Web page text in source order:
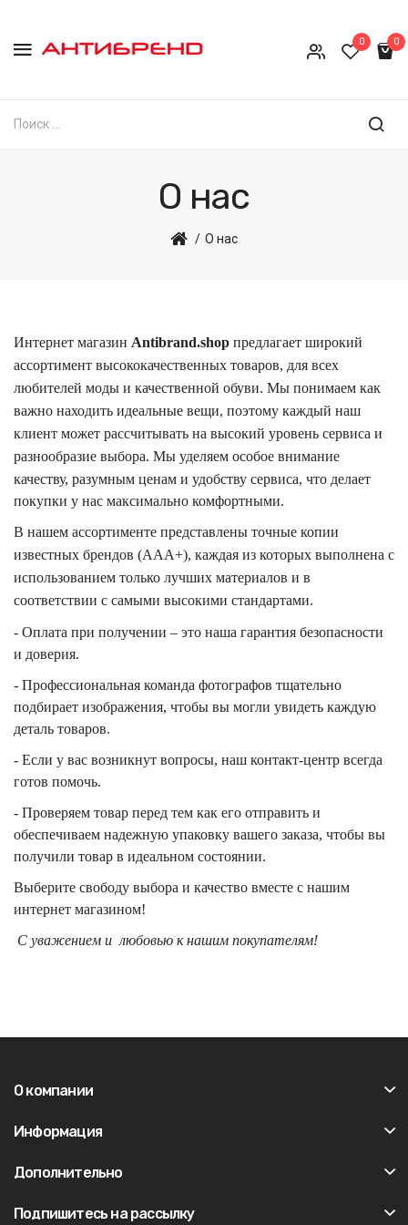
0 0
О нас
О нас
Интернет магазин Antibrand.shop предлагает широкий
ассортимент высококачественных товаров, для всех
любителей моды и качественной обуви. Мы понимаем как
важно находить идеальные вещи, поэтому каждый наш
клиент может рассчитывать на высокий уровень сервиса и
разнообразие выбора. Мы уделяем особое внимание
качеству, разумным ценам и удобству сервиса, что делает
покупки у нас максимально комфортными.
В нашем ассортименте представлены точные копии
известных брендов (ААА+), каждая из которых выполнена с
использованием только лучших материалов и в
соответствии с самыми высокими стандартами.
- Оплата при получении – это наша гарантия безопасности
и доверия.
- Профессиональная команда фотографов тщательно
подбирает изображения, чтобы вы могли увидеть каждую
деталь товаров.
- Если у вас возникнут вопросы, наш контакт-центр всегда
готов помочь.
- Проверяем товар перед тем как его отправить и
обеспечиваем надежную упаковку вашего заказа, чтобы вы
получили товар в идеальном состоянии.
Выберите свободу выбора и качество вместе с нашим
интернет магазином!
С уважением и любовью к нашим покупателям!
О компании
Информация
Дополнительно
Подпишитесь на рассылку